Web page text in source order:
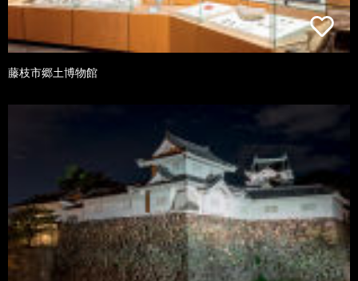
藤枝市郷土博物館